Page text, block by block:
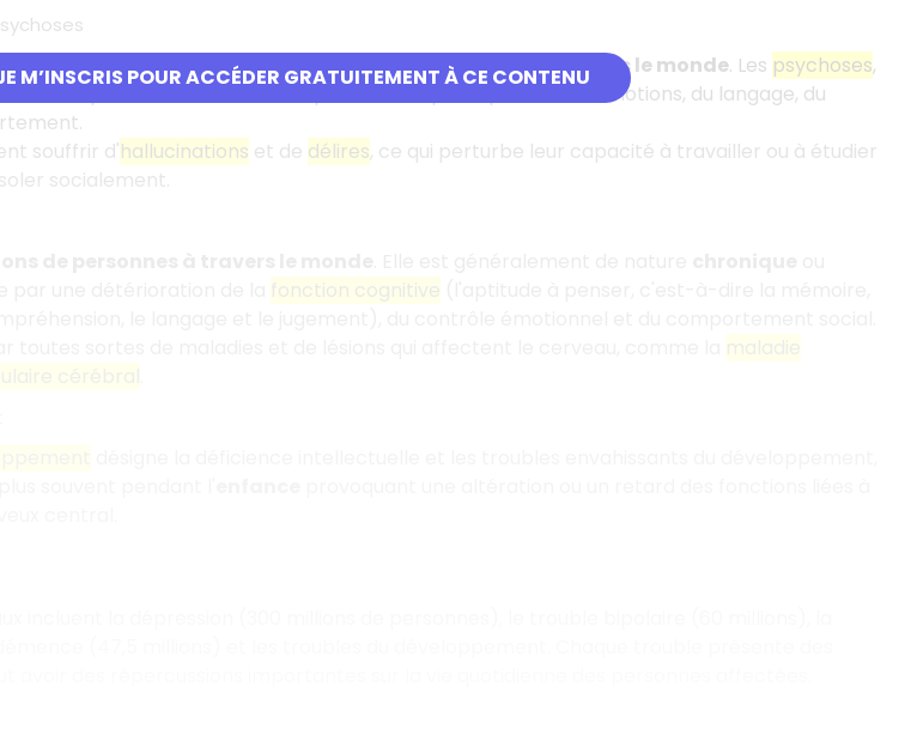
M’INSCRIS POUR ACCÉDER GRATUITEMENT À CE CONTENU
mental grave, qui touche environ21 millions de personnes dans le monde. Les psychoses,
par une distorsion de la pensée, des perceptions, des émotions, du langage, du
souffrir d'hallucinations et de délires, ce qui perturbe leur capacité à travailler ou à étudier
socialement.